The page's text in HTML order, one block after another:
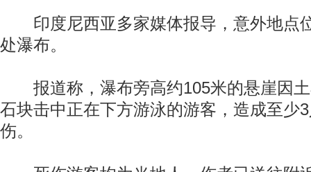
印度尼西亚多家媒体报导，意外地点
处瀑布。
报道称，瀑布旁高约105米的悬崖因土
石块击中正在下方游泳的游客，造成至少
伤。